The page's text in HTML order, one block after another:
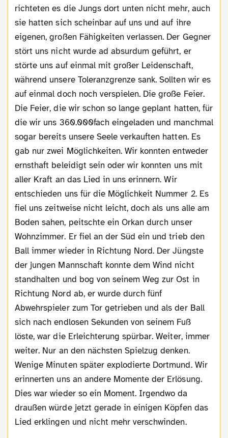
richteten es die Jungs dort unten nicht mehr, auch
sie hatten sich scheinbar auf uns und auf ihre
eigenen, großen Fähigkeiten verlassen. Der Gegner
stört uns nicht wurde ad absurdum geführt, er
störte uns auf einmal mit großer Leidenschaft,
während unsere Toleranzgrenze sank. Sollten wir es
auf einmal doch noch verspielen. Die große Feier.
Die Feier, die wir schon so lange geplant hatten, für
die wir uns 360.000fach eingeladen und manchmal
sogar bereits unsere Seele verkauften hatten. Es
gab nur zwei Möglichkeiten. Wir konnten entweder
ernsthaft beleidigt sein oder wir konnten uns mit
aller Kraft an das Lied in uns erinnern. Wir
entschieden uns für die Möglichkeit Nummer 2. Es
fiel uns zeitweise nicht leicht, doch als uns alle am
Boden sahen, peitschte ein Orkan durch unser
Wohnzimmer. Er fiel an der Süd ein und trieb den
Ball immer wieder in Richtung Nord. Der Jüngste
der jungen Mannschaft konnte dem Wind nicht
standhalten und bog von seinem Weg zur Ost in
Richtung Nord ab, er wurde durch fünf
Abwehrspieler zum Tor getrieben und als der Ball
sich nach endlosen Sekunden von seinem Fuß
löste, war die Erleichterung spürbar. Weiter, immer
weiter. Nur an den nächsten Spielzug denken.
Wenige Minuten später explodierte Dortmund. Wir
erinnerten uns an andere Momente der Erlösung.
Dies war wieder so ein Moment. Irgendwo da
draußen würde jetzt gerade in einigen Köpfen das
Lied erklingen und nicht mehr verschwinden.